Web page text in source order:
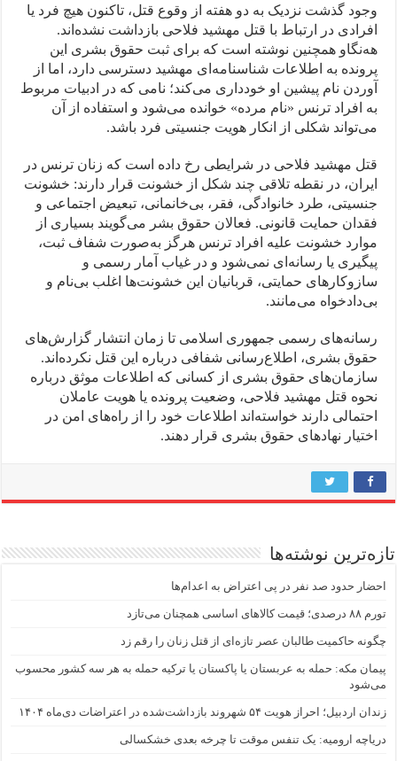
وجود گذشت نزدیک به دو هفته از وقوع قتل، تاکنون هیچ فرد یا
افرادی در ارتباط با قتل مهشید فلاحی بازداشت نشده‌اند.
هه‌نگاو همچنین نوشته است که برای ثبت حقوق بشری این
پرونده به اطلاعات شناسنامه‌ای مهشید دسترسی دارد، اما از
آوردن نام پیشین او خودداری می‌کند؛ نامی که در ادبیات مربوط
به افراد ترنس «نام مرده» خوانده می‌شود و استفاده از آن
می‌تواند شکلی از انکار هویت جنسیتی فرد باشد.
قتل مهشید فلاحی در شرایطی رخ داده است که زنان ترنس در
ایران، در نقطه تلاقی چند شکل از خشونت قرار دارند: خشونت
جنسیتی، طرد خانوادگی، فقر، بی‌خانمانی، تبعیض اجتماعی و
فقدان حمایت قانونی. فعالان حقوق بشر می‌گویند بسیاری از
موارد خشونت علیه افراد ترنس هرگز به‌صورت شفاف ثبت،
پیگیری یا رسانه‌ای نمی‌شود و در غیاب آمار رسمی و
سازوکارهای حمایتی، قربانیان این خشونت‌ها اغلب بی‌نام و
بی‌دادخواه می‌مانند.
رسانه‌های رسمی جمهوری اسلامی تا زمان انتشار گزارش‌های
حقوق بشری، اطلاع‌رسانی شفافی درباره این قتل نکرده‌اند.
سازمان‌های حقوق بشری از کسانی که اطلاعات موثق درباره
نحوه قتل مهشید فلاحی، وضعیت پرونده یا هویت عاملان
احتمالی دارند خواسته‌اند اطلاعات خود را از راه‌های امن در
اختیار نهادهای حقوق بشری قرار دهند.
تازه‌ترین نوشته‌ها
احضار حدود صد نفر در پی اعتراض به اعدام‌ها
تورم ۸۸ درصدی؛ قیمت کالاهای اساسی همچنان می‌تازد
چگونه حاکمیت طالبان عصر تازه‌ای از قتل زنان را رقم زد
پیمان مکه: حمله به عربستان یا پاکستان یا ترکیه حمله به هر سه کشور محسوب
می‌شود
زندان اردبیل؛ احراز هویت ۵۴ شهروند بازداشت‌شده در اعتراضات دی‌ماه ۱۴۰۴
دریاچه ارومیه: یک تنفس موقت تا چرخه بعدی خشکسالی